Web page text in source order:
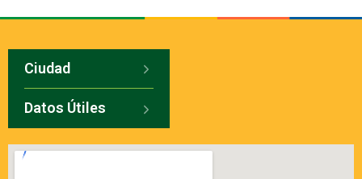
Ciudad
Datos Útiles